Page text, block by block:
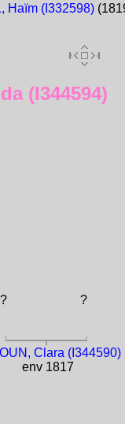
Haïm (I332598)
(I344594)
? ?
Clara (I344590)
env 1817